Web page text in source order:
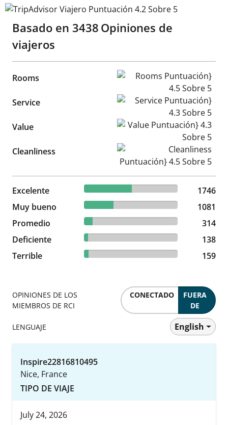
TripAdvisor Viajero Puntuación 4.2 Sobre 5
Basado en 3438 Opiniones de
viajeros
Rooms Rooms Puntuación} 4.5
Service Service Puntuación} 4.3
Value Value Puntuación} 4.3 Sobre
Cleanliness Cleanliness Puntuación} 4.5
Excelente 50.79% reviewed Excelente
1746 reviews
1746
Muy bueno
31.44% reviewed Muy bueno
1081 reviews
1081
Promedio
9.13% reviewed Promedio
314 reviews
314
Deficiente
4.01% reviewed Deficiente
138 reviews
138
Terrible
4.62% reviewed Terrible
159 reviews 159
OPINIONES DE LOS
MIEMBROS DE RCI
CONECTADO
FUERA
DE
LENGUAJE English
Inspire22816810495
Nice, France
TIPO DE VIAJE
July 24, 2026